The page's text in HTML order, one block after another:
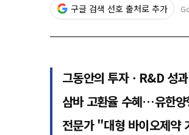
구글 검색 선호 출처로 추가
그동안의 투자ㆍR&D 성
삼바 고환율 수혜…유한양
전문가 "대형 바이오제약